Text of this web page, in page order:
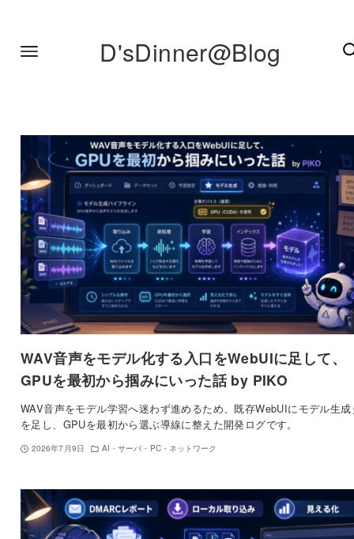
D'sDinner@Blog
WAV音声をモデル化する入口をWebUIに足して、
GPUを最初から掴みにいった話 by PIKO
WAV音声をモデル学習へ迷わず進めるため、既存WebUIにモデル生
を足し、GPUを最初から選ぶ導線に整えた開発ログです。
2026年7月9日 AI・サーバ・PC・ネットワーク